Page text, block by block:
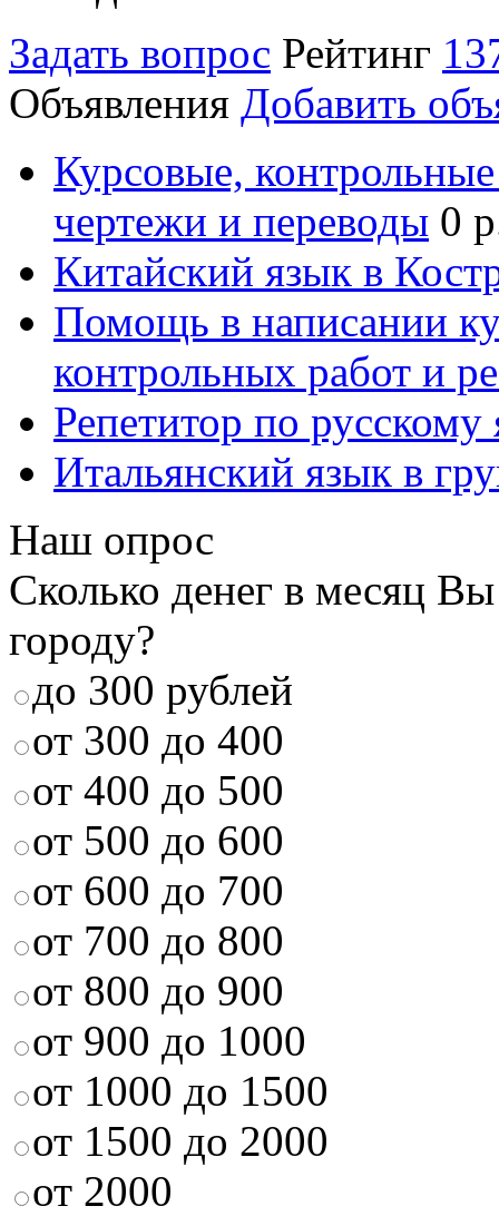
Задать вопрос Рейтинг
Объявления Добавить
Курсовые,
чертежи и переводы 0
Китайский язык в
Помощь в написании
контрольных работ и
Репетитор по русскому
Итальянский язык в
Наш опрос
Сколько денег в месяц
городу?
до 300 рублей
от 300 до 400
от 400 до 500
от 500 до 600
от 600 до 700
от 700 до 800
от 800 до 900
от 900 до 1000
от 1000 до 1500
от 1500 до 2000
от 2000